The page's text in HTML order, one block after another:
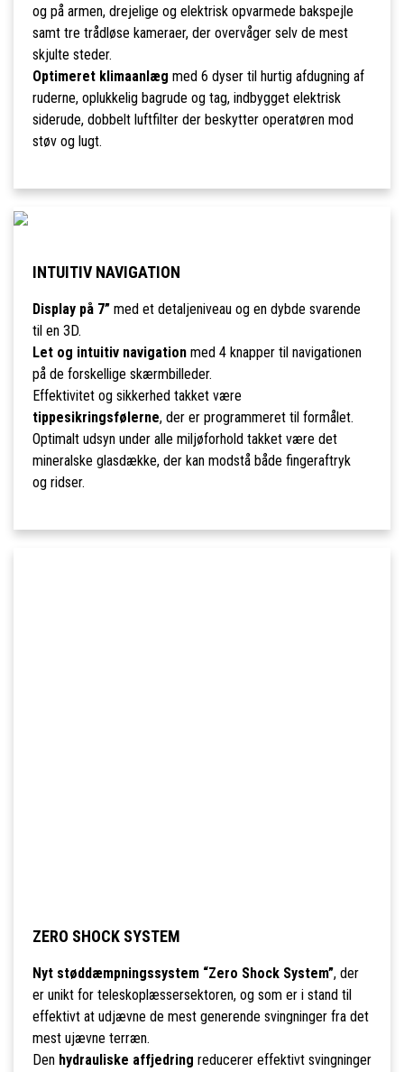
og på armen, drejelige og elektrisk opvarmede bakspejle
samt tre trådløse kameraer, der overvåger selv de mest
skjulte steder.
Optimeret klimaanlæg med 6 dyser til hurtig afdugning af
ruderne, oplukkelig bagrude og tag, indbygget elektrisk
siderude, dobbelt luftfilter der beskytter operatøren mod
støv og lugt.
INTUITIV NAVIGATION
Display på 7” med et detaljeniveau og en dybde svarende
til en 3D.
Let og intuitiv navigationmed 4 knapper til navigationen
på de forskellige skærmbilleder.
Effektivitet og sikkerhed takket være
tippesikringsfølerne, der er programmeret til formålet.
Optimalt udsyn under alle miljøforhold takket være det
mineralske glasdække, der kan modstå både fingeraftryk
og ridser.
ZERO SHOCK SYSTEM
Nyt støddæmpningssystem “Zero Shock System”, der
er unikt for teleskoplæssersektoren, og som er i stand til
effektivt at udjævne de mest generende svingninger fra det
mest ujævne terræn.
Den hydrauliske affjedring reducerer effektivt svingninger